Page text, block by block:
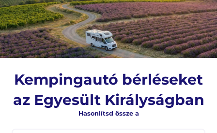
Kempingautó bérléseket
az Egyesült Királyságban
Hasonlítsd össze a